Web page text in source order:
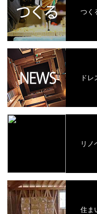
つく
ド
リノ
住ま